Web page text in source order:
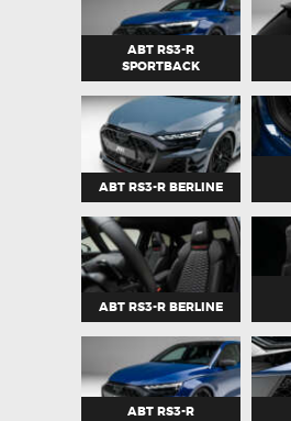
ABT RS3-R
SPORTBACK
ABT RS3-R BERLINE
ABT RS3-R BERLINE
ABT RS3-R